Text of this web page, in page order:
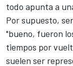
todo apunta a
Por supuesto,
"bueno, fueron
tiempos por
suelen ser